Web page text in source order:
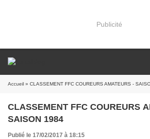
Publicité
Accueil » CLASSEMENT FFC COUREURS AMATEURS -
CLASSEMENT FFC COUREURS
SAISON 1984
Publié le 17/02/2017 à 18:15